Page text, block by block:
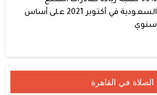
السعودية في أكتوبر 2021 على أساس
سنوي